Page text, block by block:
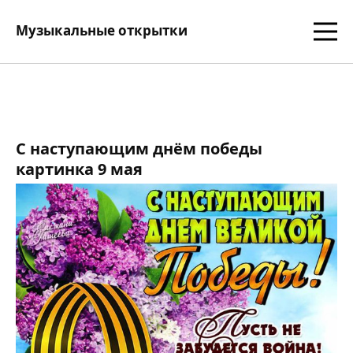
Музыкальные открытки
С наступающим днём победы
картинка 9 мая